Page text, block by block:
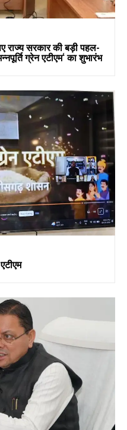
राज्य सरकार की बड़ी पहल-
ग्रेन एटीएम‘ का शुभारंभ